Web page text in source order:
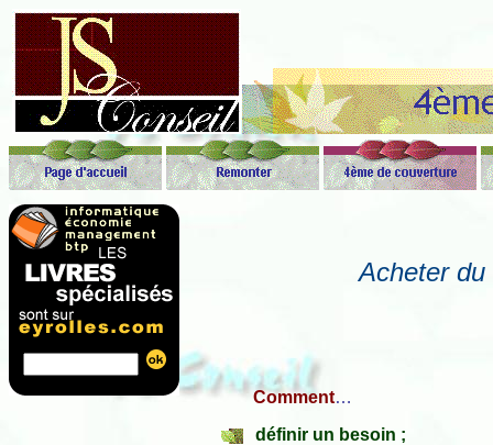
Acheter
Comment…
définir un besoin ;